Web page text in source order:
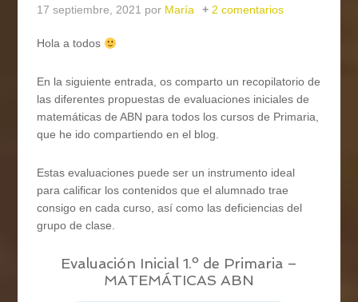
17 septiembre, 2021 por María 2 comentarios
Hola a todos
En la siguiente entrada, os comparto un recopilatorio de
las diferentes propuestas de evaluaciones iniciales de
matemáticas de ABN para todos los cursos de Primaria,
que he ido compartiendo en el blog.
Estas evaluaciones puede ser un instrumento ideal
para calificar los contenidos que el alumnado trae
consigo en cada curso, así como las deficiencias del
grupo de clase.
Evaluación Inicial 1.º de Primaria –
MATEMÁTICAS ABN